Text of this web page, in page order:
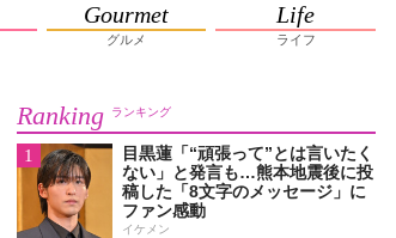
Gourmet
グルメ
Life
ライフ
Ranking ランキング
1
目黒蓮「“頑張って”とは言いたく
ない」と発言も…熊本地震後に投
稿した「8文字のメッセージ」に
ファン感動
イケメン